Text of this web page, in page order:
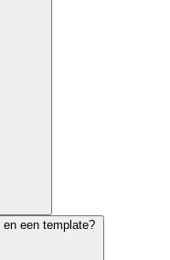
waarbij je software
een template?